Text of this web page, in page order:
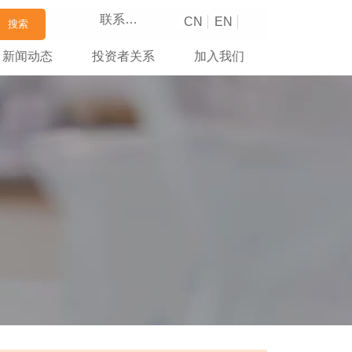
搜索 联系我们 CN EN
新闻动态 投资者关系 加入我们